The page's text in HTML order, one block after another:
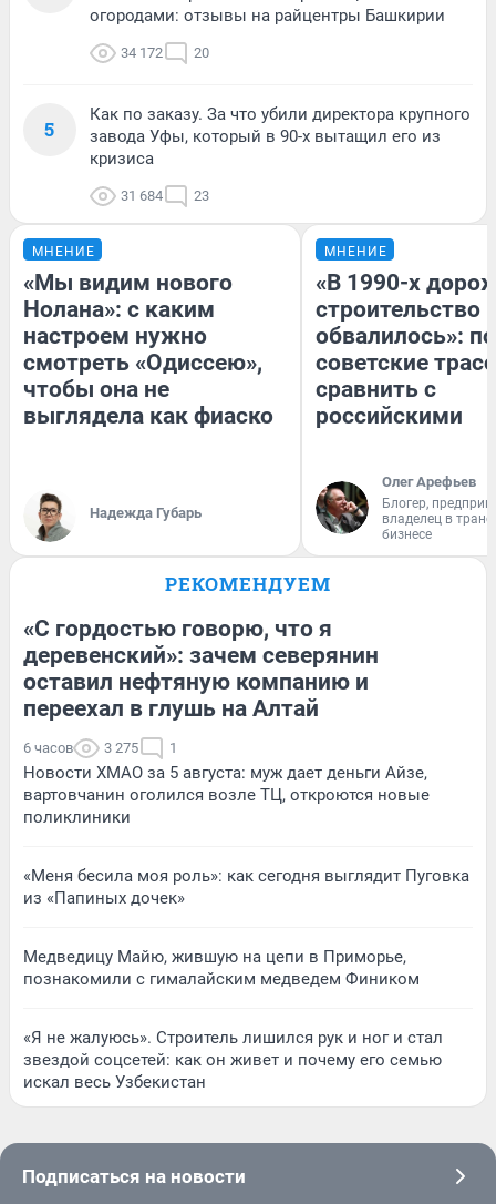
огородами: отзывы на райцентры Башкирии
34 172 20
5
Как по заказу. За что убили директора крупного
завода Уфы, который в 90-х вытащил его из
кризиса
31 684 23
МНЕНИЕ
«Мы видим нового
Нолана»: с каким
настроем нужно
смотреть «Одиссею»,
чтобы она не
выглядела как фиаско
Надежда Губарь
МНЕНИЕ
«В 1990-х
строительство
обвалилось»:
советские
сравнить с
российскими
Олег Арефьев
Блогер,
владелец в
бизнесе
РЕКОМЕНДУЕМ
«С гордостью говорю, что я
деревенский»: зачем северянин
оставил нефтяную компанию и
переехал в глушь на Алтай
6 часов 3 275 1
Новости ХМАО за 5 августа: муж дает деньги Айзе,
вартовчанин оголился возле ТЦ, откроются новые
поликлиники
«Меня бесила моя роль»: как сегодня выглядит Пуговка
из «Папиных дочек»
Медведицу Майю, жившую на цепи в Приморье,
познакомили с гималайским медведем Фиником
«Я не жалуюсь». Строитель лишился рук и ног и стал
звездой соцсетей: как он живет и почему его семью
искал весь Узбекистан
Подписаться на новости